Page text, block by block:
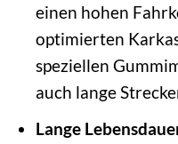
einen hohen
optimierten
speziellen
auch lange
Lange